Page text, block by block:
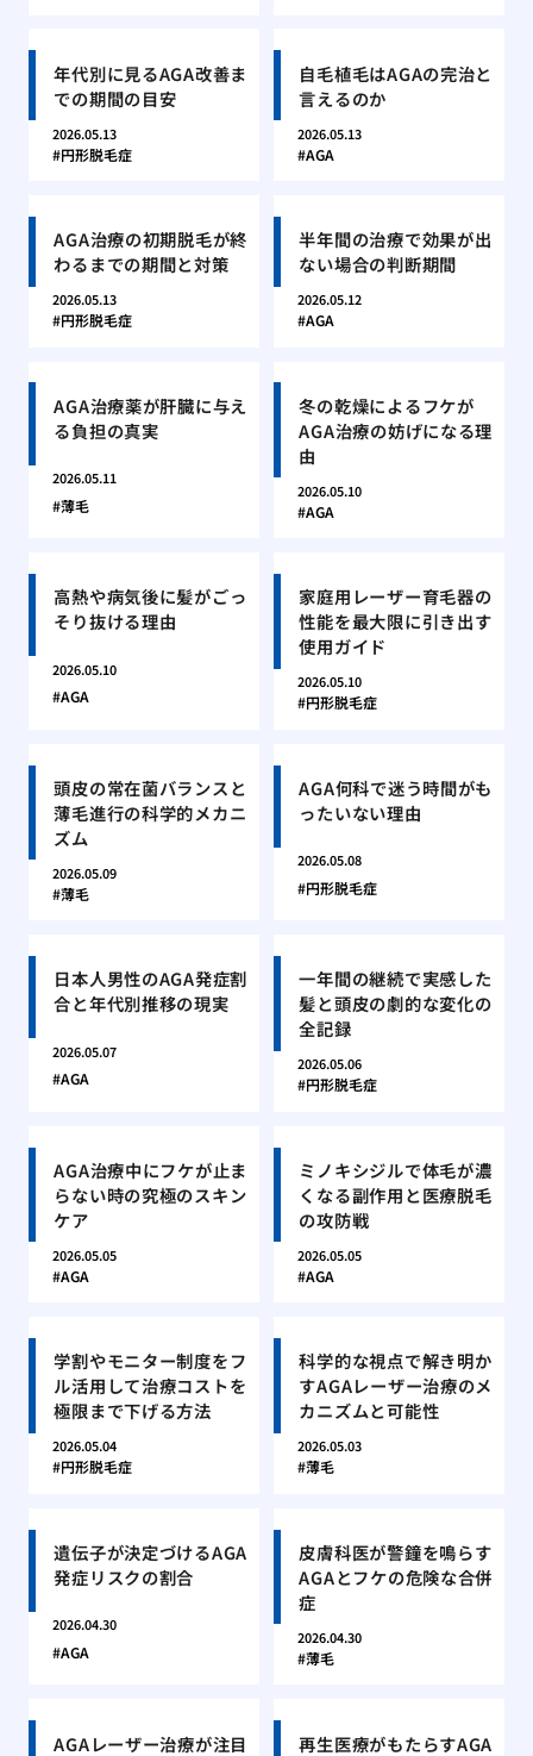
年代別に見るAGA改善ま
での期間の目安
2026.05.13
円形脱毛症
自毛植毛はAGAの完治と
言えるのか
2026.05.13
AGA
AGA治療の初期脱毛が終
わるまでの期間と対策
2026.05.13
円形脱毛症
半年間の治療で効果が出
ない場合の判断期間
2026.05.12
AGA
AGA治療薬が肝臓に与え
る負担の真実
2026.05.11
薄毛
冬の乾燥によるフケが
AGA治療の妨げになる理
由
2026.05.10
AGA
高熱や病気後に髪がごっ
そり抜ける理由
2026.05.10
AGA
家庭用レーザー育毛器の
性能を最大限に引き出す
使用ガイド
2026.05.10
円形脱毛症
頭皮の常在菌バランスと
薄毛進行の科学的メカニ
ズム
2026.05.09
薄毛
AGA何科で迷う時間がも
ったいない理由
2026.05.08
円形脱毛症
日本人男性のAGA発症割
合と年代別推移の現実
2026.05.07
AGA
一年間の継続で実感した
髪と頭皮の劇的な変化の
全記録
2026.05.06
円形脱毛症
AGA治療中にフケが止ま
らない時の究極のスキン
ケア
2026.05.05
AGA
ミノキシジルで体毛が濃
くなる副作用と医療脱毛
の攻防戦
2026.05.05
AGA
学割やモニター制度をフ
ル活用して治療コストを
極限まで下げる方法
2026.05.04
円形脱毛症
科学的な視点で解き明か
すAGAレーザー治療のメ
カニズムと可能性
2026.05.03
薄毛
遺伝子が決定づけるAGA
発症リスクの割合
2026.04.30
AGA
皮膚科医が警鐘を鳴らす
AGAとフケの危険な合併
症
2026.04.30
薄毛
AGAレーザー治療が注目
再生医療がもたらすAGA